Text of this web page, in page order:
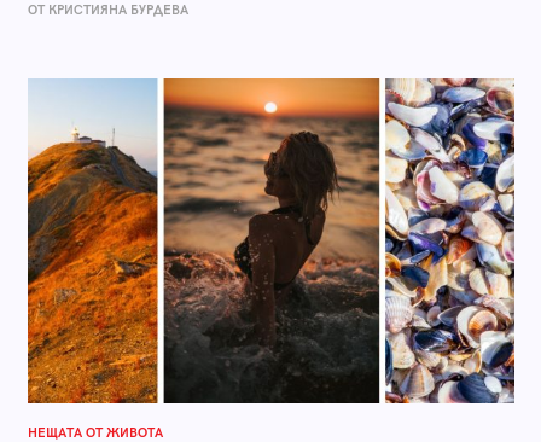
ОТ КРИСТИЯНА БУРДЕВА
НЕЩАТА ОТ ЖИВОТА